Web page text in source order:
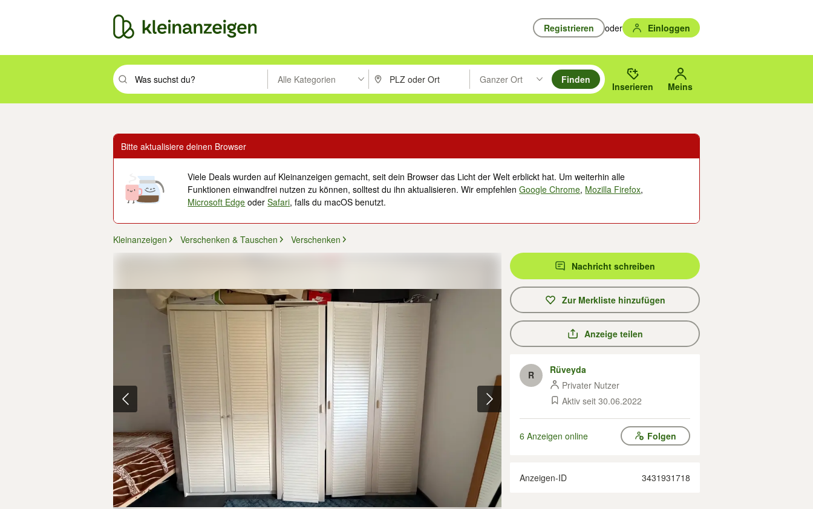
Registrieren oder Einloggen
Suchbegriff eingeben. Eingabetaste drücken um zu suchen, oder Vorschläge mit den Pfeiltasten nach oben/unten durchsuchen und mit Eingabetaste auswählen.
Alle Kategorien PLZ oder Ort eingeben. Eingabetaste drücken um zu suchen, oder Vorschläge mit den Pfeiltasten nach oben/
Ganzer Ort
Suche im Umkreis des gewählten Orts oder PLZ.
Finden
Inserieren Meins
Bitte aktualisiere deinen Browser
Viele Deals wurden auf Kleinanzeigen gemacht, seit dein Browser das Licht der Welt erblickt hat. Um weiterhin alle
Funktionen einwandfrei nutzen zu können, solltest du ihn aktualisieren. Wir empfehlenGoogle Chrome, Mozilla Firefox,
Microsoft Edge oderSafari, falls du macOS benutzt.
Kleinanzeigen Verschenken & Tauschen Verschenken
Nachricht schreiben
Zur Merkliste hinzufügen
Anzeige teilen
R
Rüveyda
Privater Nutzer
Aktiv seit 30.06.2022
6 Anzeigen online Folgen
Anzeigen-ID 3431931718